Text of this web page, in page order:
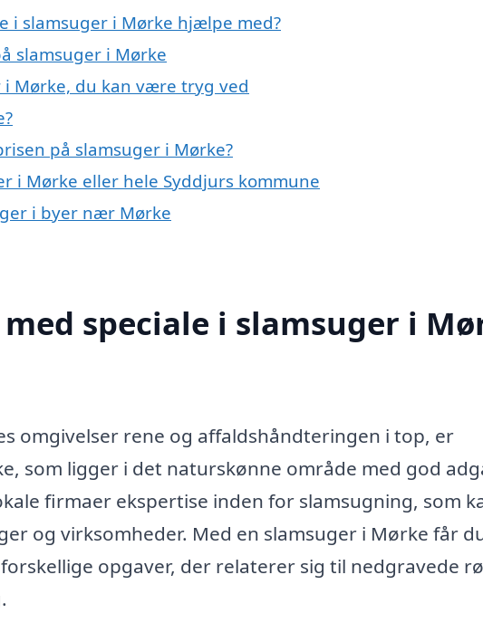
i slamsuger i Mørke hjælpe med?
slamsuger i Mørke
Mørke, du kan være tryg ved
på slamsuger i Mørke?
i Mørke eller hele Syddjurs kommune
i byer nær Mørke
speciale i slamsuger i
omgivelser rene og affaldshåndteringen i top, er
som ligger i det naturskønne område med god
firmaer ekspertise inden for slamsugning, som
og virksomheder. Med en slamsuger i Mørke får
opgaver, der relaterer sig til nedgravede